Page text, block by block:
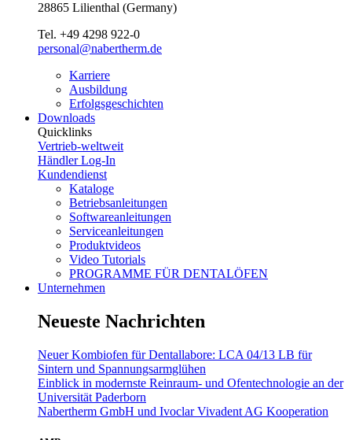
28865 Lilienthal (Germany)
Tel. +49 4298 922-0
personal@nabertherm.de
Karriere
Ausbildung
Erfolgsgeschichten
Downloads
Quicklinks
Vertrieb-weltweit
Händler Log-In
Kundendienst
Kataloge
Betriebsanleitungen
Softwareanleitungen
Serviceanleitungen
Produktvideos
Video Tutorials
PROGRAMME FÜR DENTALÖFEN
Unternehmen
Neueste Nachrichten
Neuer Kombiofen für Dentallabore: LCA 04/13 LB für
Sintern und Spannungsarmglühen
Einblick in modernste Reinraum- und Ofentechnologie an der
Universität Paderborn
Nabertherm GmbH und Ivoclar Vivadent AG Kooperation